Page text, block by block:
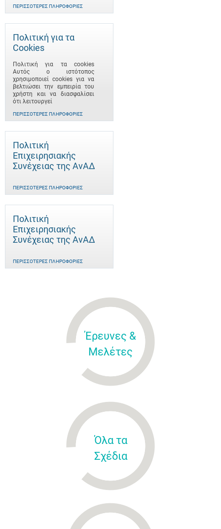
ΠΕΡΙΣΣΌΤΕΡΕΣ ΠΛΗΡΟΦΟΡΊΕΣ
Πολιτική για τα
Cookies
Πολιτική για τα cookies
Αυτός ο ιστότοπος
χρησιμοποιεί cookies για να
βελτιώσει την εμπειρία του
χρήστη και να διασφαλίσει
ότι λειτουργεί
ΠΕΡΙΣΣΌΤΕΡΕΣ ΠΛΗΡΟΦΟΡΊΕΣ
Πολιτική
Επιχειρησιακής
Συνέχειας της ΑνΑΔ
ΠΕΡΙΣΣΌΤΕΡΕΣ ΠΛΗΡΟΦΟΡΊΕΣ
Πολιτική
Επιχειρησιακής
Συνέχειας της ΑνΑΔ
ΠΕΡΙΣΣΌΤΕΡΕΣ ΠΛΗΡΟΦΟΡΊΕΣ
Έρευνες &
Μελέτες
Όλα τα
Σχέδια